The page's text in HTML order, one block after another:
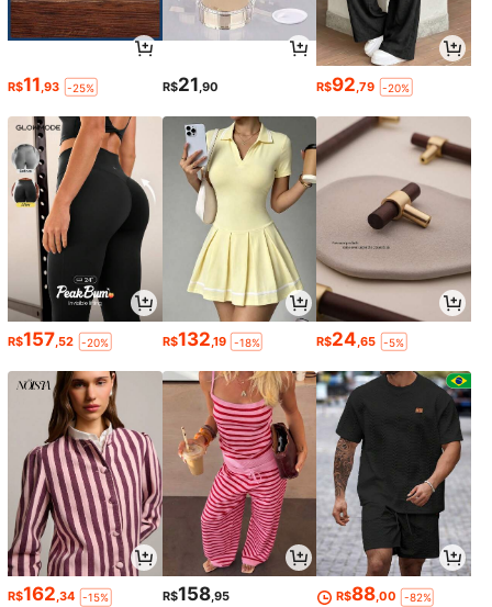
R$11 ,93 -25% R$21 ,90 R$92 ,79 -20%
R$157,52 -20% R$132,19 -18% R$24,65 -5%
R$162,34 -15% R$158,95 R$88,00 -82%